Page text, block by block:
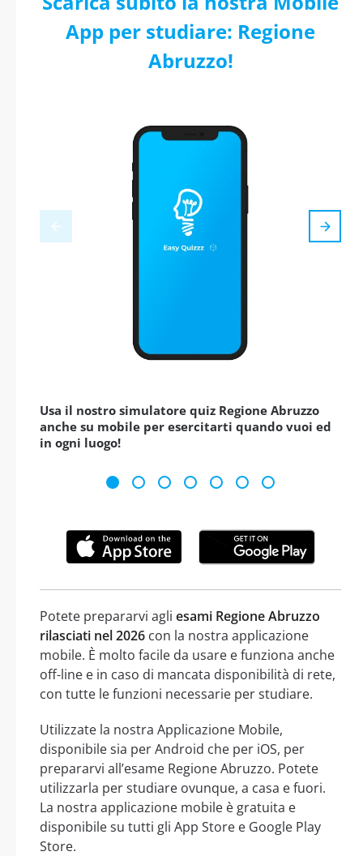
App per studiare: Regione
Abruzzo!
Usa il nostro simulatore quiz Regione Abruzzo
anche su mobile per esercitarti quando vuoi ed
in ogni luogo!
Potete prepararvi agli esami Regione Abruzzo
rilasciati nel 2026 con la nostra applicazione
mobile. È molto facile da usare e funziona anche
off-line e in caso di mancata disponibilità di rete,
con tutte le funzioni necessarie per studiare.
Utilizzate la nostra Applicazione Mobile,
disponibile sia per Android che per iOS, per
prepararvi all’esame Regione Abruzzo. Potete
utilizzarla per studiare ovunque, a casa e fuori.
La nostra applicazione mobile è gratuita e
disponibile su tutti gli App Store e Google Play
Store.